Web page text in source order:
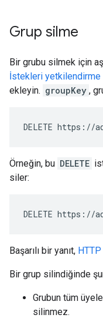
Grup silme
Bir grubu silmek için
İstekleri yetkilendirme
ekleyin. groupKey ,
DELETE https://
Örneğin, bu DELETE
siler:
DELETE https://
Başarılı bir yanıt, HTTP
Bir grup silindiğinde
Grubun tüm
silinmez.